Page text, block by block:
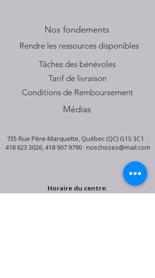
Nos fondements
​Rendre les ressources disponibles
Tâches des bénévoles
Tarif de livraison
Conditions de Remboursement
Médias
735 Rue Père-Marquette, Québec (QC) G1S 3C1 ·
418 623 3026,418 907 9790· noschoses@mail.com
Horaire du centre: